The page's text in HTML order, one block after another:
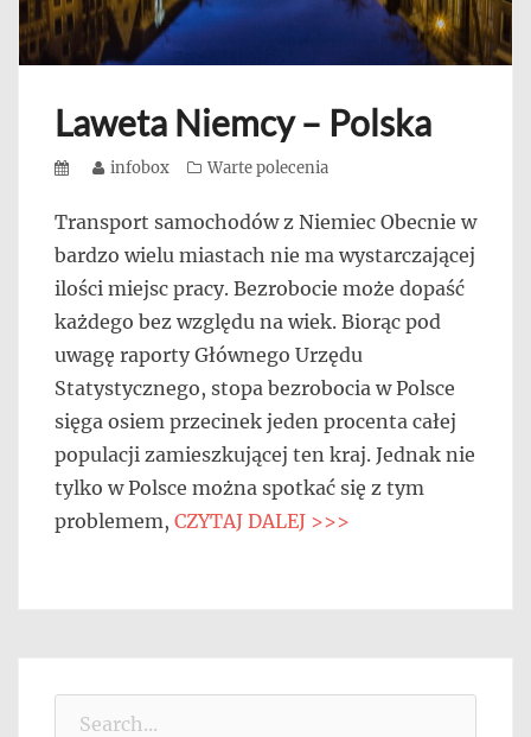
Laweta Niemcy – Polska
PostedAuthor
infobox Categories
Warte polecenia
Transport samochodów z Niemiec Obecnie w
bardzo wielu miastach nie ma wystarczającej
ilości miejsc pracy. Bezrobocie może dopaść
każdego bez względu na wiek. Biorąc pod
uwagę raporty Głównego Urzędu
Statystycznego, stopa bezrobocia w Polsce
sięga osiem przecinek jeden procenta całej
populacji zamieszkującej ten kraj. Jednak nie
tylko w Polsce można spotkać się z tym
problemem, CZYTAJ DALEJ >>>